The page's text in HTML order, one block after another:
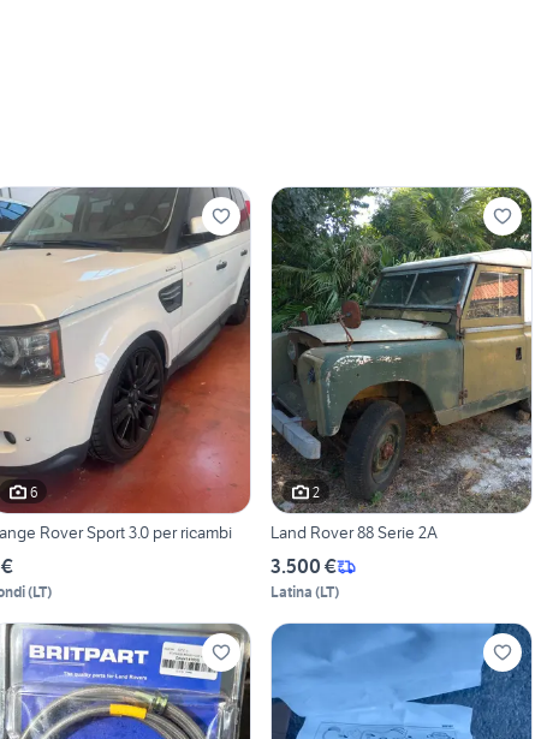
6
Rover Sport 3.0 per ricambi
(LT)
2
Land Rover 88 Serie 2A
3.500 €
Latina (LT)